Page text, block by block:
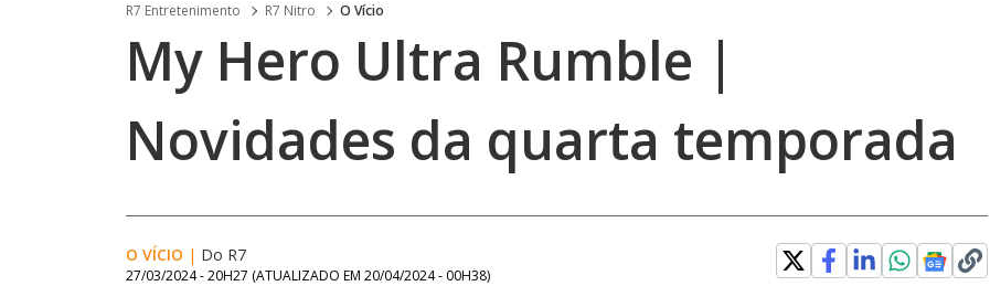
R7 Entretenimento R7 Nitro O Vício
My Hero Ultra Rumble |
Novidades da quarta temporada
O VÍCIO | Do R7
27/03/2024 - 20H27 (ATUALIZADO EM 20/04/2024 - 00H38)